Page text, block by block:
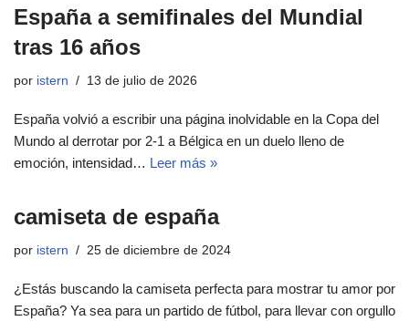
España a semifinales del Mundial
tras 16 años
por istern 13 de julio de 2026
España volvió a escribir una página inolvidable en la Copa del
Mundo al derrotar por 2-1 a Bélgica en un duelo lleno de
emoción, intensidad… Leer más »
camiseta de españa
por istern 25 de diciembre de 2024
¿Estás buscando la camiseta perfecta para mostrar tu amor por
España? Ya sea para un partido de fútbol, para llevar con orgullo